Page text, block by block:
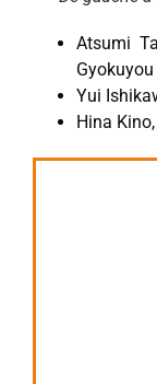
Atsumi
Gyokuyou
Yui
Hina